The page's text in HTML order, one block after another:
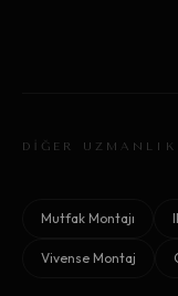
DİĞER
Mutfak Montajı
Vivense Montaj